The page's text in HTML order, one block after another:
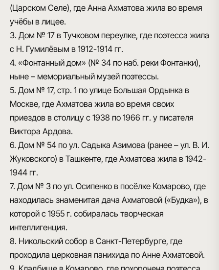
(Царском Селе), где Анна Ахматова жила во время
учёбы в лицее.
3. Дом № 17 в Тучковом переулке, где поэтесса жила
с Н. Гумилёвым в 1912-1914 гг.
4. «Фонтанный дом» (№ 34 по наб. реки Фонтанки),
ныне – мемориальный музей поэтессы.
5. Дом № 17, стр. 1 по улице Большая Ордынка в
Москве, где Ахматова жила во время своих
приездов в столицу с 1938 по 1966 гг. у писателя
Виктора Ардова.
6. Дом № 54 по ул. Садыка Азимова (ранее – ул. В. И.
Жуковского) в Ташкенте, где Ахматова жила в 1942-
1944 гг.
7. Дом № 3 по ул. Осипенко в посёлке Комарово, где
находилась знаменитая дача Ахматовой («Будка»), в
которой с 1955 г. собиралась творческая
интеллигенция.
8. Никольский собор в Санкт-Петербурге, где
проходила церковная панихида по Анне Ахматовой.